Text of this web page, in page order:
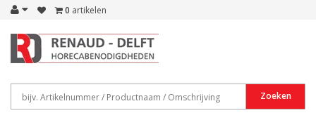
0 artikelen
Zoeken